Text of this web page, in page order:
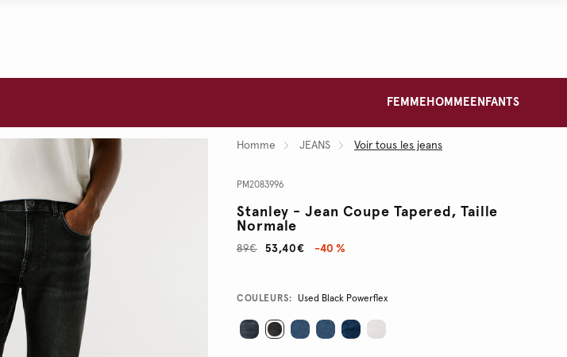
FEMME HOMME ENFANTS
Homme JEANS Voir tous les jeans
PM2083996
Stanley - Jean Coupe Tapered, Taille
Normale
53,40€
89€ -40 %
Promotions
Variations
COULEURS: Used Black Powerflex